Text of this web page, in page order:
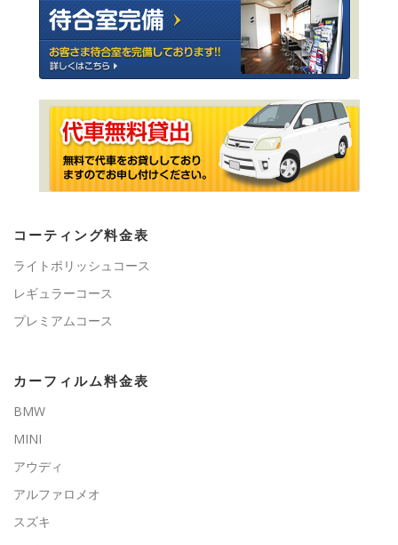
コーティング料金表
ライトポリッシュコース
レギュラーコース
プレミアムコース
カーフィルム料金表
BMW
MINI
アウディ
アルファロメオ
スズキ